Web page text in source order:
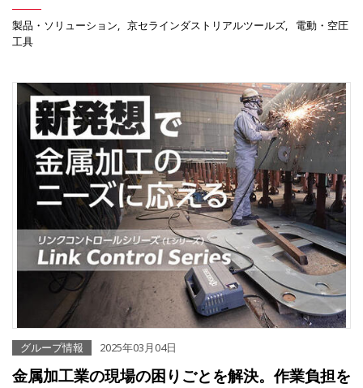
製品・ソリューション 京セラインダストリアルツールズ
電動・空圧
工具
グループ情報 2025年03月04日
金属加工業の現場の困りごとを解決。作業負担を